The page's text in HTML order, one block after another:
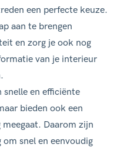
een perfecte keuze.
aan te brengen
en zorg je ook nog
van je interieur
snelle en efficiënte
bieden ook een
Daarom zijn
snel en eenvoudig